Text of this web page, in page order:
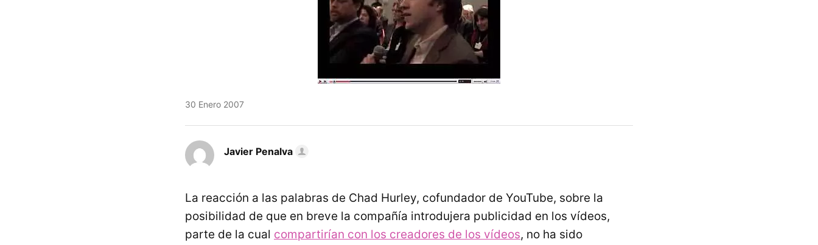
30 Enero 2007
Javier Penalva
La reacción a las palabras de Chad Hurley, cofundador de YouTube, sobre la
posibilidad de que en breve la compañía introdujera publicidad en los vídeos,
parte de la cual compartirían con los creadores de los vídeos, no ha sido